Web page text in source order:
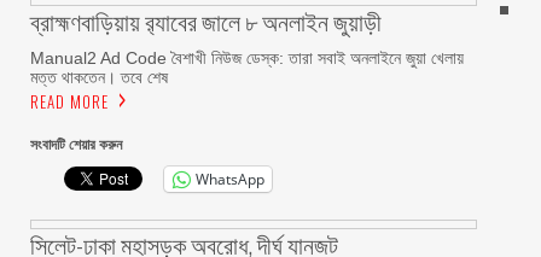
ব্রাহ্মণবাড়িয়ায় র‌্যাবের জালে ৮ অনলাইন জুয়াড়ী
Manual2 Ad Code বৈশাখী নিউজ ডেস্ক: তারা সবাই অনলাইনে জুয়া খেলায়
মত্ত থাকতেন। তবে শেষ
READ MORE
সংবাদটি শেয়ার করুন
WhatsApp
সিলেট-ঢাকা মহাসড়ক অবরোধ, দীর্ঘ যানজট